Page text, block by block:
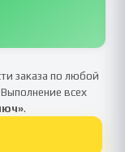
заказа по любой
всех
.